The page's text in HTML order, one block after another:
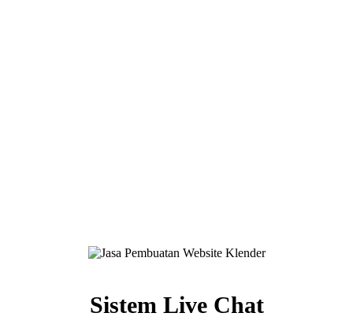
Sistem Live Chat